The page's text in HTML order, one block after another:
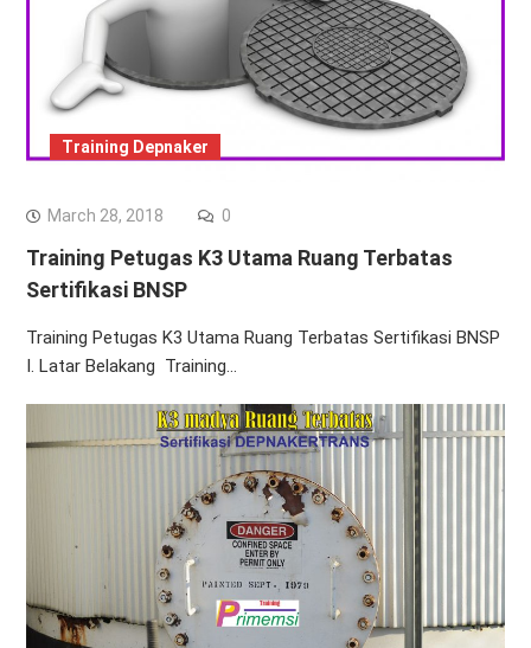
Training Depnaker
March 28, 2018 0
Training Petugas K3 Utama Ruang Terbatas
Sertifikasi BNSP
Training Petugas K3 Utama Ruang Terbatas Sertifikasi BNSP
I. Latar Belakang Training…